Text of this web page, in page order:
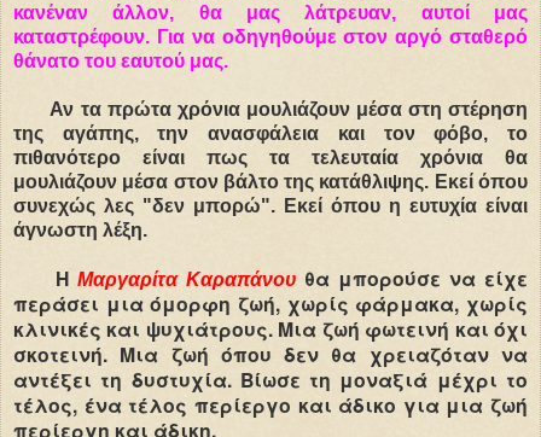
κανέναν άλλον, θα μας λάτρευαν, αυτοί μας
καταστρέφουν. Για να οδηγηθούμε στον αργό σταθερό
θάνατο του εαυτού μας.
Αν τα πρώτα χρόνια μουλιάζουν μέσα στη στέρηση
της αγάπης, την ανασφάλεια και τον φόβο, το
πιθανότερο είναι πως τα τελευταία χρόνια θα
μουλιάζουν μέσα στον βάλτο της κατάθλιψης. Εκεί όπου
συνεχώς λες "δεν μπορώ". Εκεί όπου η ευτυχία είναι
άγνωστη λέξη.
Η Μαργαρίτα Καραπάνου θα μπορούσε να είχε
περάσει μια όμορφη ζωή, χωρίς φάρμακα, χωρίς
κλινικές και ψυχιάτρους. Μια ζωή φωτεινή και όχι
σκοτεινή. Μια ζωή όπου δεν θα χρειαζόταν να
αντέξει τη δυστυχία. Βίωσε τη μοναξιά μέχρι το
τέλος, ένα τέλος περίεργο και άδικο για μια ζωή
περίεργη και άδικη.